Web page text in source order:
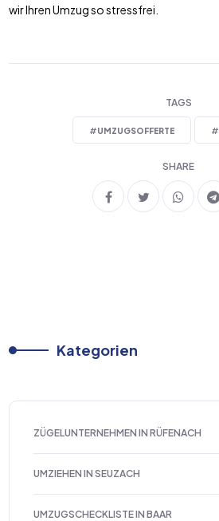
wir Ihren Umzug so stressfrei.
TAGS
#UMZUGSOFFERTE #
SHARE
Kategorien
ZÜGELUNTERNEHMEN IN RÜFENACH
UMZIEHEN IN SEUZACH
UMZUGSCHECKLISTE IN BAAR